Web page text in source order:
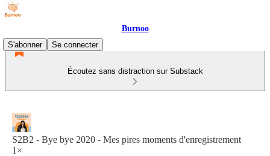
Burnoo
S'abonner
Se connecter
Écoutez sans distraction sur Substack
S2B2 - Bye bye 2020 - Mes pires moments d'enregistrement
1×